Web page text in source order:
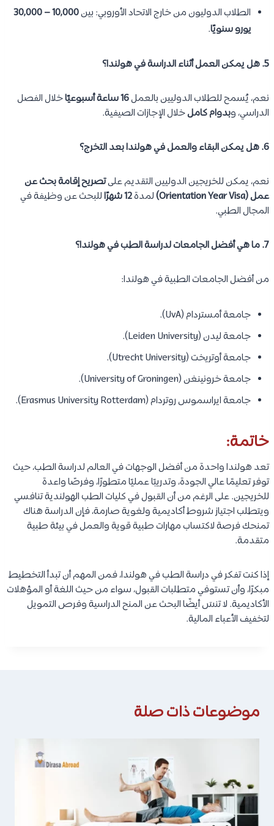
الطلاب الدوليون من خارج الاتحاد الأوروبي: بين
10,000 – 30,000
يورو سنويًا.
5. هل يمكن العمل أثناء الدراسة في هولندا؟
نعم، يُسمح للطلاب الدوليين بالعمل16 ساعة أسبوعيًا
خلال الفصل
الدراسي، وبدوام كاملخلال الإجازات الصيفية.
6. هل يمكن البقاء والعمل في هولندا بعد التخرج؟
نعم، يمكن للخريجين الدوليين التقديم علىتصريح إقامة بحث عن
عمل (Orientation Year Visa)
لمدة12 شهرًا
للبحث عن وظيفة في
المجال الطبي.
7. ما هي أفضل الجامعات لدراسة الطب في هولندا؟
من أفضل الجامعات الطبية في هولندا:
جامعة أمستردام (UvA).
جامعة ليدن (Leiden University).
جامعة أوتريخت (Utrecht University).
جامعة خرونينغن (University of Groningen).
جامعة ايراسموس روتردام (Erasmus University Rotterdam).
خاتمة:
تعد هولندا واحدة من أفضل الوجهات في العالم لدراسة الطب، حيث
توفر تعليمًا عالي الجودة، وتدريبًا عمليًا متطورًا، وفرصًا واعدة
للخريجين. على الرغم من أن القبول في كليات الطب الهولندية تنافسي
ويتطلب اجتياز شروط أكاديمية ولغوية صارمة، فإن الدراسة هناك
تمنحك فرصة لاكتساب مهارات طبية قوية والعمل في بيئة طبية
متقدمة.
إذا كنت تفكر في دراسة الطب في هولندا، فمن المهم أن تبدأ التخطيط
مبكرًا، وأن تستوفي متطلبات القبول، سواء من حيث اللغة أو المؤهلات
الأكاديمية. لا تنسَ أيضًا البحث عن المنح الدراسية وفرص التمويل
لتخفيف الأعباء المالية.
موضوعات ذات صلة